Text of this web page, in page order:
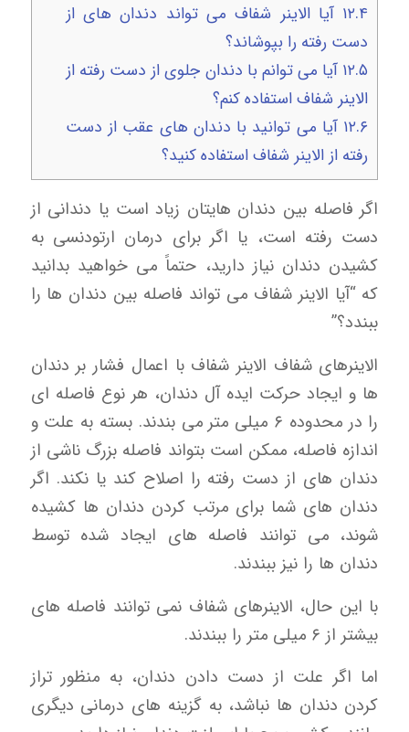
۱۲.۴ آیا الاینر شفاف می تواند دندان های از
دست رفته را بپوشاند؟
۱۲.۵ آیا می توانم با دندان جلوی از دست رفته از
الاینر شفاف استفاده کنم؟
۱۲.۶ آیا می توانید با دندان های عقب از دست
رفته از الاینر شفاف استفاده کنید؟
اگر فاصله بین دندان هایتان زیاد است یا دندانی از
دست رفته است، یا اگر برای درمان ارتودنسی به
کشیدن دندان نیاز دارید، حتماً می خواهید بدانید
که “آیا الاینر شفاف می تواند فاصله بین دندان ها را
ببندد؟”
الاینرهای شفاف الاینر شفاف با اعمال فشار بر دندان
ها و ایجاد حرکت ایده آل دندان، هر نوع فاصله ای
را در محدوده ۶ میلی متر می بندند. بسته به علت و
اندازه فاصله، ممکن است بتواند فاصله بزرگ ناشی از
دندان های از دست رفته را اصلاح کند یا نکند. اگر
دندان های شما برای مرتب کردن دندان ها کشیده
شوند، می توانند فاصله های ایجاد شده توسط
دندان ها را نیز ببندند.
با این حال، الاینرهای شفاف نمی توانند فاصله های
بیشتر از ۶ میلی متر را ببندند.
اما اگر علت از دست دادن دندان، به منظور تراز
کردن دندان ها نباشد، به گزینه های درمانی دیگری